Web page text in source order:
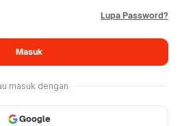
Lupa Password?
Masuk
masuk dengan
Google